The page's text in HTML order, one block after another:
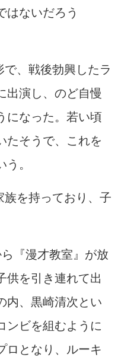
はないだろう
、戦後勃興したラ
出演し、のど自慢
になった。若い頃
たそうで、これを
。
族を持っており、子
『漫才教室』が放
供を引き連れて出
内、黒崎清次とい
ンビを組むように
ロとなり、ルーキ